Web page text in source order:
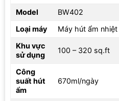
Giải pháp hút ẩm từ
3. Trải nghiệm tiện ích
BW402
Model
BW402
Loại máy
Máy hút ẩm nhiệt
Khu vực
sử dụng
100 – 320 sq.ft
Công
suất hút
ẩm
670ml/ngày